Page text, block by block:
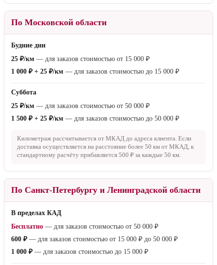
По Московской области
Будние дни
25 ₽/км — для заказов стоимостью от 15 000 ₽
1 000 ₽ + 25 ₽/км — для заказов стоимостью до 15 000 ₽
Суббота
25 ₽/км — для заказов стоимостью от 50 000 ₽
1 500 ₽ + 25 ₽/км — для заказов стоимостью до 50 000 ₽
Километраж рассчитывается от МКАД до адреса клиента. Если
доставка осуществляется на расстояние более 50 км от МКАД, к
стандартному расчёту прибавляется 500 ₽ за каждые 50 км.
По Санкт-Петербургу и Ленинградской области
В пределах КАД
Бесплатно — для заказов стоимостью от 50 000 ₽
600 ₽— для заказов стоимостью от 15 000 ₽ до 50 000 ₽
1 000 ₽— для заказов стоимостью до 15 000 ₽